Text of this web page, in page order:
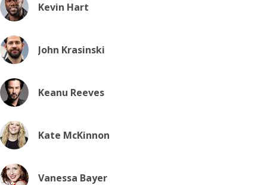
Kevin Hart
John Krasinski
Keanu Reeves
Kate McKinnon
Vanessa Bayer